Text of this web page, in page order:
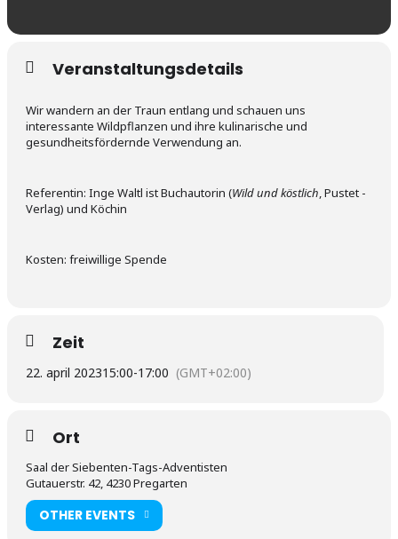
Veranstaltungsdetails
Wir wandern an der Traun entlang und schauen uns
interessante Wildpflanzen und ihre kulinarische und
gesundheitsfördernde Verwendung an.
Referentin: Inge Waltl ist Buchautorin (Wild und köstlich, Pustet -
Verlag) und Köchin
Kosten: freiwillige Spende
Zeit
22. april 202315:00-17:00 (GMT+02:00)
Ort
Saal der Siebenten-Tags-Adventisten
Gutauerstr. 42, 4230 Pregarten
OTHER EVENTS